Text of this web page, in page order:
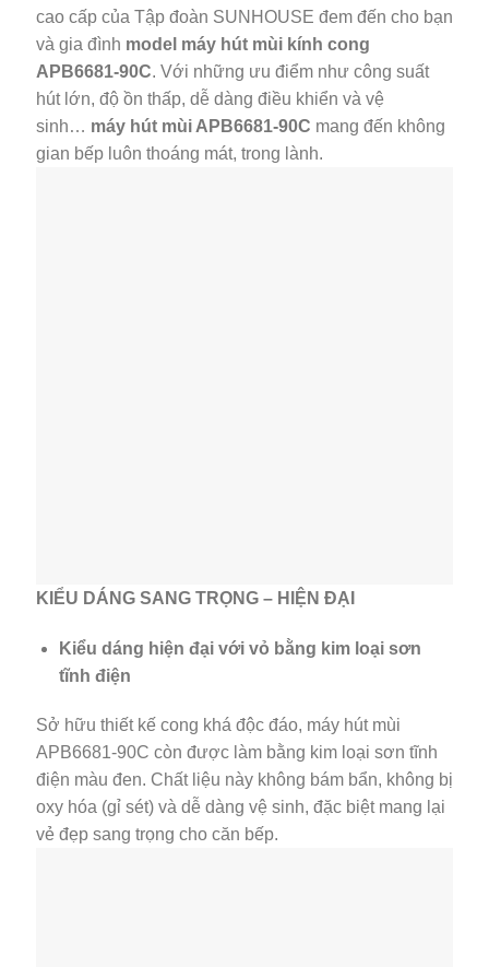
cao cấp của Tập đoàn SUNHOUSE đem đến cho bạn
và gia đình model máy hút mùi kính cong
APB6681-90C. Với những ưu điểm như công suất
hút lớn, độ ồn thấp, dễ dàng điều khiển và vệ
sinh… máy hút mùi APB6681-90C mang đến không
gian bếp luôn thoáng mát, trong lành.
KIỂU DÁNG SANG TRỌNG – HIỆN ĐẠI
Kiểu dáng hiện đại với vỏ bằng kim loại sơn
tĩnh điện
Sở hữu thiết kế cong khá độc đáo, máy hút mùi
APB6681-90C còn được làm bằng kim loại sơn tĩnh
điện màu đen. Chất liệu này không bám bẩn, không bị
oxy hóa (gỉ sét) và dễ dàng vệ sinh, đặc biệt mang lại
vẻ đẹp sang trọng cho căn bếp.